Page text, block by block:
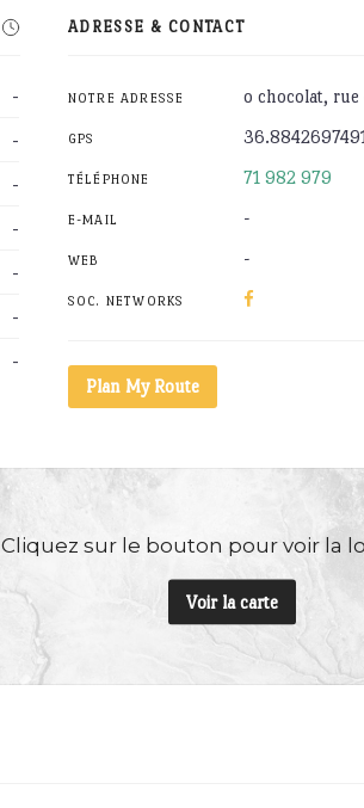
-
-
-
-
-
-
-
ADRESSE & CONTACT
NOTRE ADRESSE o chocolat,
GPS
TÉLÉPHONE 71 982 979
E-MAIL -
WEB -
SOC. NETWORKS
Plan My Route
Cliquez sur le bouton pour voir la
Voir la carte